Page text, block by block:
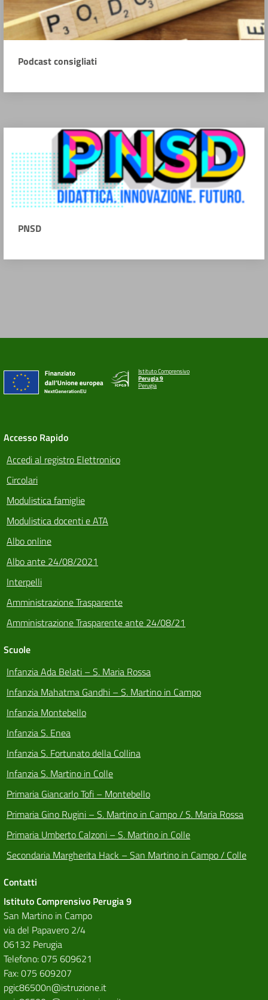
Podcast consigliati
PNSD
Istituto Comprensivo
Perugia 9
Perugia
Accesso Rapido
Accedi al registro Elettronico
Circolari
Modulistica famiglie
Modulistica docenti e ATA
Albo online
Albo ante 24/08/2021
Interpelli
Amministrazione Trasparente
Amministrazione Trasparente ante 24/08/21
Scuole
Infanzia Ada Belati – S. Maria Rossa
Infanzia Mahatma Gandhi – S. Martino in Campo
Infanzia Montebello
Infanzia S. Enea
Infanzia S. Fortunato della Collina
Infanzia S. Martino in Colle
Primaria Giancarlo Tofi – Montebello
Primaria Gino Rugini – S. Martino in Campo / S. Maria Rossa
Primaria Umberto Calzoni – S. Martino in Colle
Secondaria Margherita Hack – San Martino in Campo / Colle
Contatti
Istituto Comprensivo Perugia 9
San Martino in Campo
via del Papavero 2/4
06132 Perugia
Telefono: 075 609621
Fax: 075 609207
pgic86500n@istruzione.it